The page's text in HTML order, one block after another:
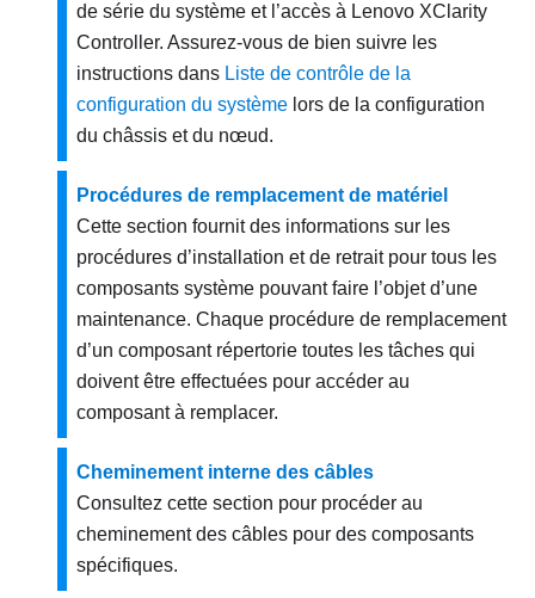
de série du système et l’accès à Lenovo XClarity
Controller. Assurez-vous de bien suivre les
instructions dans Liste de contrôle de la
configuration du système lors de la configuration
du châssis et du nœud.
Procédures de remplacement de matériel
Cette section fournit des informations sur les
procédures d’installation et de retrait pour tous les
composants système pouvant faire l’objet d’une
maintenance. Chaque procédure de remplacement
d’un composant répertorie toutes les tâches qui
doivent être effectuées pour accéder au
composant à remplacer.
Cheminement interne des câbles
Consultez cette section pour procéder au
cheminement des câbles pour des composants
spécifiques.